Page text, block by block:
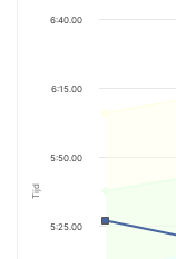
Tijd
5:25.00
5:50.00
6:15.00
6:40.00